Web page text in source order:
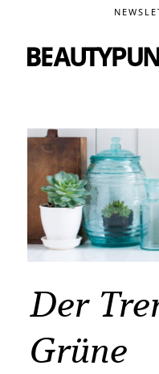
Der
Grüne